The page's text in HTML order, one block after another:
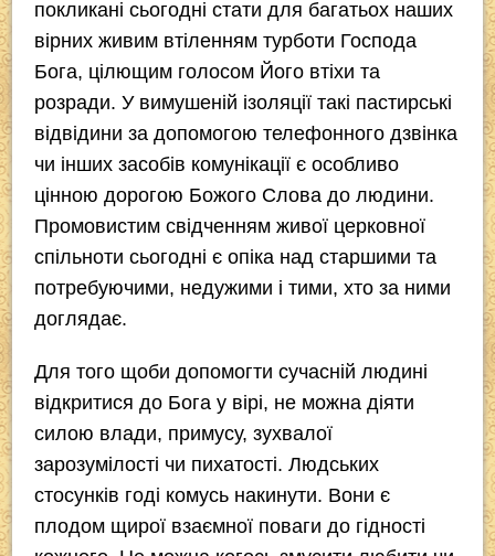
покликані сьогодні стати для багатьох наших
вірних живим втіленням турботи Господа
Бога, цілющим голосом Його втіхи та
розради. У вимушеній ізоляції такі пастирські
відвідини за допомогою телефонного дзвінка
чи інших засобів комунікації є особливо
цінною дорогою Божого Слова до людини.
Промовистим свідченням живої церковної
спільноти сьогодні є опіка над старшими та
потребуючими, недужими і тими, хто за ними
доглядає.
Для того щоби допомогти сучасній людині
відкритися до Бога у вірі, не можна діяти
силою влади, примусу, зухвалої
зарозумілості чи пихатості. Людських
стосунків годі комусь накинути. Вони є
плодом щирої взаємної поваги до гідності